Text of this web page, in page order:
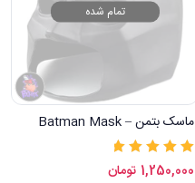
تمام شده
ماسک بتمن – Batman Mask
1,250,000 تومان 5.00از 5